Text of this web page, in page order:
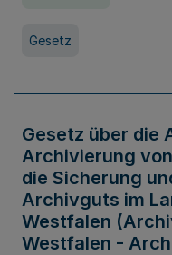
Gesetz
Gesetz über die
Archivierung
die Sicherung
Archivguts im
Westfalen
Westfalen -